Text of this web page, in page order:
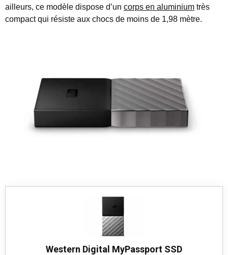
ailleurs, ce modèle dispose d’un corps en aluminium très
compact qui résiste aux chocs de moins de 1,98 mètre.
Western Digital MyPassport SSD